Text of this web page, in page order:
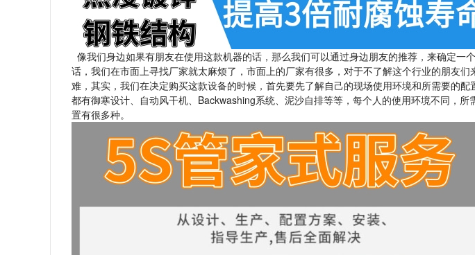
像我们身边如果有朋友在使用这款机器的话，那么我们可以通过身边朋友的推荐，来确定一
话，我们在市面上寻找厂家就太麻烦了，市面上的厂家有很多，对于不了解这个行业的朋友
难，其实，我们在决定购买这款设备的时候，首先要先了解自己的现场使用环境和所需要的
都有御寒设计、自动风干机、Backwashing系统、泥沙自排等等，每个人的使用环境不同，
置有很多种。